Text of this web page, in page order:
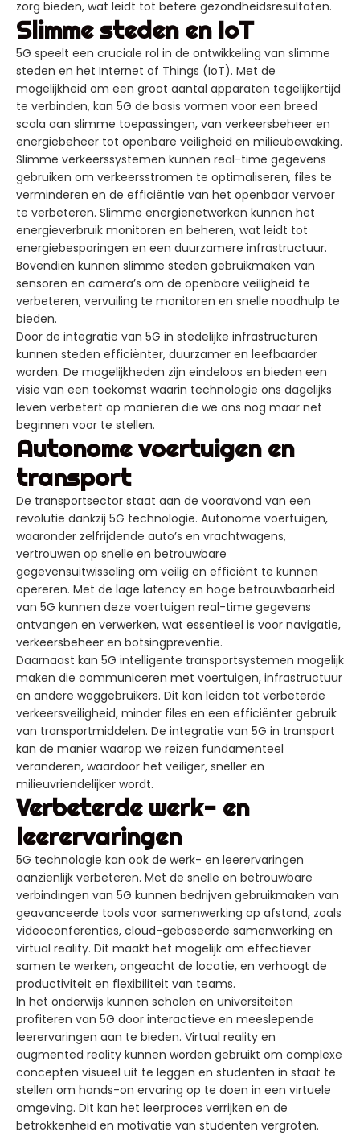
zorg bieden, wat leidt tot betere gezondheidsresultaten.
Slimme steden en IoT
5G speelt een cruciale rol in de ontwikkeling van slimme
steden en het Internet of Things (IoT). Met de
mogelijkheid om een groot aantal apparaten tegelijkertijd
te verbinden, kan 5G de basis vormen voor een breed
scala aan slimme toepassingen, van verkeersbeheer en
energiebeheer tot openbare veiligheid en milieubewaking.
Slimme verkeerssystemen kunnen real-time gegevens
gebruiken om verkeersstromen te optimaliseren, files te
verminderen en de efficiëntie van het openbaar vervoer
te verbeteren. Slimme energienetwerken kunnen het
energieverbruik monitoren en beheren, wat leidt tot
energiebesparingen en een duurzamere infrastructuur.
Bovendien kunnen slimme steden gebruikmaken van
sensoren en camera’s om de openbare veiligheid te
verbeteren, vervuiling te monitoren en snelle noodhulp te
bieden.
Door de integratie van 5G in stedelijke infrastructuren
kunnen steden efficiënter, duurzamer en leefbaarder
worden. De mogelijkheden zijn eindeloos en bieden een
visie van een toekomst waarin technologie ons dagelijks
leven verbetert op manieren die we ons nog maar net
beginnen voor te stellen.
Autonome voertuigen en
transport
De transportsector staat aan de vooravond van een
revolutie dankzij 5G technologie. Autonome voertuigen,
waaronder zelfrijdende auto’s en vrachtwagens,
vertrouwen op snelle en betrouwbare
gegevensuitwisseling om veilig en efficiënt te kunnen
opereren. Met de lage latency en hoge betrouwbaarheid
van 5G kunnen deze voertuigen real-time gegevens
ontvangen en verwerken, wat essentieel is voor navigatie,
verkeersbeheer en botsingpreventie.
Daarnaast kan 5G intelligente transportsystemen mogelijk
maken die communiceren met voertuigen, infrastructuur
en andere weggebruikers. Dit kan leiden tot verbeterde
verkeersveiligheid, minder files en een efficiënter gebruik
van transportmiddelen. De integratie van 5G in transport
kan de manier waarop we reizen fundamenteel
veranderen, waardoor het veiliger, sneller en
milieuvriendelijker wordt.
Verbeterde werk- en
leerervaringen
5G technologie kan ook de werk- en leerervaringen
aanzienlijk verbeteren. Met de snelle en betrouwbare
verbindingen van 5G kunnen bedrijven gebruikmaken van
geavanceerde tools voor samenwerking op afstand, zoals
videoconferenties, cloud-gebaseerde samenwerking en
virtual reality. Dit maakt het mogelijk om effectiever
samen te werken, ongeacht de locatie, en verhoogt de
productiviteit en flexibiliteit van teams.
In het onderwijs kunnen scholen en universiteiten
profiteren van 5G door interactieve en meeslepende
leerervaringen aan te bieden. Virtual reality en
augmented reality kunnen worden gebruikt om complexe
concepten visueel uit te leggen en studenten in staat te
stellen om hands-on ervaring op te doen in een virtuele
omgeving. Dit kan het leerproces verrijken en de
betrokkenheid en motivatie van studenten vergroten.